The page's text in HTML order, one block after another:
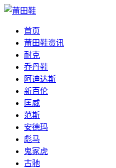
首页
莆田鞋资讯
耐克
乔丹鞋
阿迪达斯
新百伦
匡威
范斯
安德玛
彪马
鬼冢虎
古驰